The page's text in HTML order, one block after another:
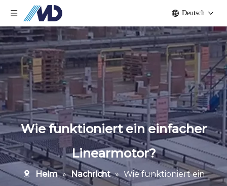
Deutsch
Wie funktioniert ein einfacher
Linearmotor?
Heim » Nachricht » Wie funktioniert ein